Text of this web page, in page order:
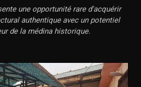
une opportunité rare d'acquérir
authentique avec un potentiel
de la médina historique.